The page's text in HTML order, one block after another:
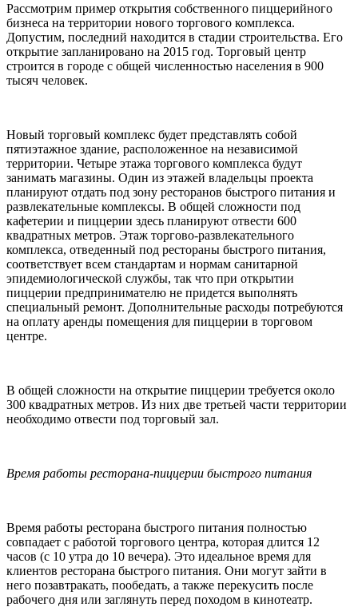
Рассмотрим пример открытия собственного пиццерийного
бизнеса на территории нового торгового комплекса.
Допустим, последний находится в стадии строительства. Его
открытие запланировано на 2015 год. Торговый центр
строится в городе с общей численностью населения в 900
тысяч человек.
Новый торговый комплекс будет представлять собой
пятиэтажное здание, расположенное на независимой
территории. Четыре этажа торгового комплекса будут
занимать магазины. Один из этажей владельцы проекта
планируют отдать под зону ресторанов быстрого питания и
развлекательные комплексы. В общей сложности под
кафетерии и пиццерии здесь планируют отвести 600
квадратных метров. Этаж торгово-развлекательного
комплекса, отведенный под рестораны быстрого питания,
соответствует всем стандартам и нормам санитарной
эпидемиологической службы, так что при открытии
пиццерии предпринимателю не придется выполнять
специальный ремонт. Дополнительные расходы потребуются
на оплату аренды помещения для пиццерии в торговом
центре.
В общей сложности на открытие пиццерии требуется около
300 квадратных метров. Из них две третьей части территории
необходимо отвести под торговый зал.
Время работы ресторана-пиццерии быстрого питания
Время работы ресторана быстрого питания полностью
совпадает с работой торгового центра, которая длится 12
часов (с 10 утра до 10 вечера). Это идеальное время для
клиентов ресторана быстрого питания. Они могут зайти в
него позавтракать, пообедать, а также перекусить после
рабочего дня или заглянуть перед походом в кинотеатр.